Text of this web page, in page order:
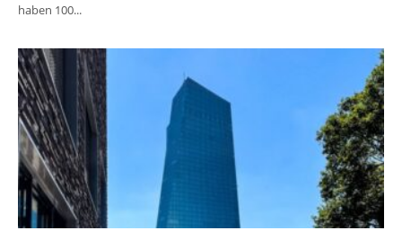
haben 100...